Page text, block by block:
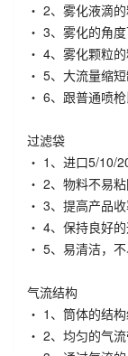
・ 2、雾化液滴
・ 3、雾化的角
・ 4、雾化颗粒
・ 5、大流量缩
・ 6、跟普通喷
过滤袋
・ 1、进口5/10/
・ 2、物料不易
・ 3、提高产品
・ 4、保持良好
・ 5、易清洁，
气流结构
・ 1、筒体的结
・ 2、均匀的气